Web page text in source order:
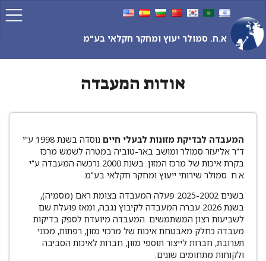
content
א.ח. סמולר יעוץ ומחקר חקלאי בע"מ
אודות המעבדה
המעבדה לבדיקת מזונות לבעלי חיים
נוסדה בשנת 1998 ע"י
ד"ר אליעזר סמולר ומושב באר-טוביה במטרה לשמש מרכז
בקרת איכות של מרכז המזון. בשנת 2000 נרכשה המעבדה ע"י
א.ח. סמולר שירותי ייעוץ ומחקר חקלאי בע"מ.
בשנים 2025-2002 פעלה המעבדה בצומת ראם (מסמיה),
בשנת 2026 עברה המעבדה לקיבוץ נגבה, ומאז פועלת שם
לשביעות רצון המשתמשים. המעבדה מיועדת לספק בדיקות
מעבדה כחלק מאבטחת איכות של מרכזי מזון, רפתות, מכוני
תערובת, חברות לייצור תוספי מזון, חברות לאיכות הסביבה
ולקוחות מתחומים שונים.